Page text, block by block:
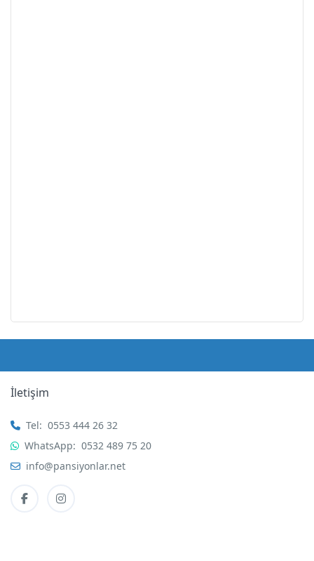
İletişim
Tel: 0553 444 26 32
WhatsApp: 0532 489 75 20
info@pansiyonlar.net